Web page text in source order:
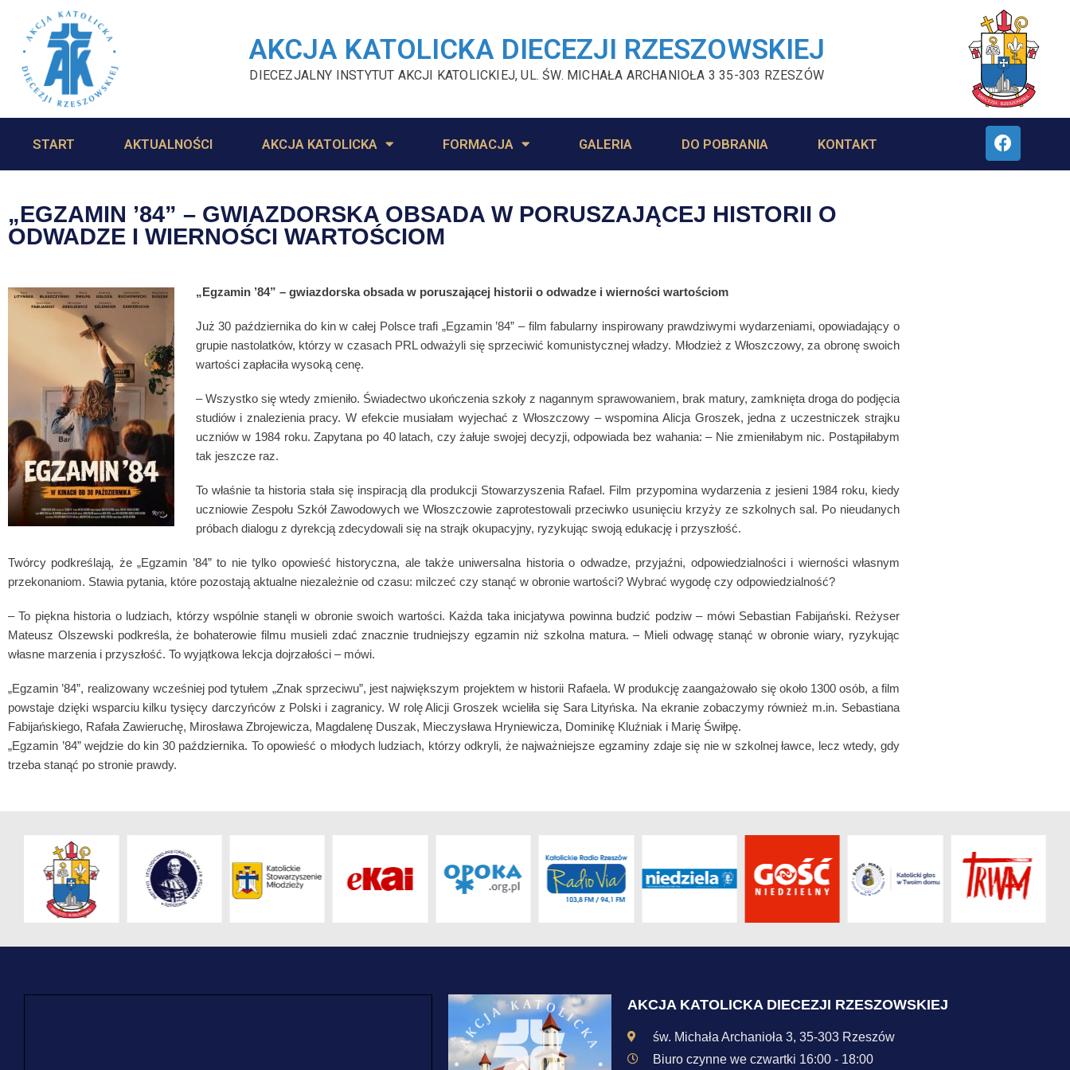
AKCJA KATOLICKA DIECEZJI RZESZOWSKIEJ
DIECEZJALNY INSTYTUT AKCJI KATOLICKIEJ, UL. ŚW. MICHAŁA ARCHANIOŁA 3 35-303 RZESZÓW
START AKTUALNOŚCI AKCJA KATOLICKA FORMACJA GALERIA DO POBRANIA KONTAKT
„EGZAMIN ’84” – GWIAZDORSKA OBSADA W PORUSZAJĄCEJ HISTORII O
ODWADZE I WIERNOŚCI WARTOŚCIOM
„Egzamin ’84” – gwiazdorska obsada w poruszającej historii o odwadze i wierności wartościom
Już 30 października do kin w całej Polsce trafi „Egzamin ’84” – film fabularny inspirowany prawdziwymi wydarzeniami, opowiadający o
grupie nastolatków, którzy w czasach PRL odważyli się sprzeciwić komunistycznej władzy. Młodzież z Włoszczowy, za obronę swoich
wartości zapłaciła wysoką cenę.
– Wszystko się wtedy zmieniło. Świadectwo ukończenia szkoły z nagannym sprawowaniem, brak matury, zamknięta droga do podjęcia
studiów i znalezienia pracy. W efekcie musiałam wyjechać z Włoszczowy – wspomina Alicja Groszek, jedna z uczestniczek strajku
uczniów w 1984 roku. Zapytana po 40 latach, czy żałuje swojej decyzji, odpowiada bez wahania: – Nie zmieniłabym nic. Postąpiłabym
tak jeszcze raz.
To właśnie ta historia stała się inspiracją dla produkcji Stowarzyszenia Rafael. Film przypomina wydarzenia z jesieni 1984 roku, kiedy
uczniowie Zespołu Szkół Zawodowych we Włoszczowie zaprotestowali przeciwko usunięciu krzyży ze szkolnych sal. Po nieudanych
próbach dialogu z dyrekcją zdecydowali się na strajk okupacyjny, ryzykując swoją edukację i przyszłość.
Twórcy podkreślają, że „Egzamin ’84” to nie tylko opowieść historyczna, ale także uniwersalna historia o odwadze, przyjaźni, odpowiedzialności i wierności własnym
przekonaniom. Stawia pytania, które pozostają aktualne niezależnie od czasu: milczeć czy stanąć w obronie wartości? Wybrać wygodę czy odpowiedzialność?
– To piękna historia o ludziach, którzy wspólnie stanęli w obronie swoich wartości. Każda taka inicjatywa powinna budzić podziw – mówi Sebastian Fabijański. Reżyser
Mateusz Olszewski podkreśla, że bohaterowie filmu musieli zdać znacznie trudniejszy egzamin niż szkolna matura. – Mieli odwagę stanąć w obronie wiary, ryzykując
własne marzenia i przyszłość. To wyjątkowa lekcja dojrzałości – mówi.
„Egzamin ’84”, realizowany wcześniej pod tytułem „Znak sprzeciwu”, jest największym projektem w historii Rafaela. W produkcję zaangażowało się około 1300 osób, a film
powstaje dzięki wsparciu kilku tysięcy darczyńców z Polski i zagranicy. W rolę Alicji Groszek wcieliła się Sara Lityńska. Na ekranie zobaczymy również m.in. Sebastiana
Fabijańskiego, Rafała Zawieruchę, Mirosława Zbrojewicza, Magdalenę Duszak, Mieczysława Hryniewicza, Dominikę Kluźniak i Marię Świłpę.
„Egzamin ’84” wejdzie do kin 30 października. To opowieść o młodych ludziach, którzy odkryli, że najważniejsze egzaminy zdaje się nie w szkolnej ławce, lecz wtedy, gdy
trzeba stanąć po stronie prawdy.
AKCJA KATOLICKA DIECEZJI RZESZOWSKIEJ
św. Michała Archanioła 3, 35-303 Rzeszów
Biuro czynne we czwartki 16:00 - 18:00